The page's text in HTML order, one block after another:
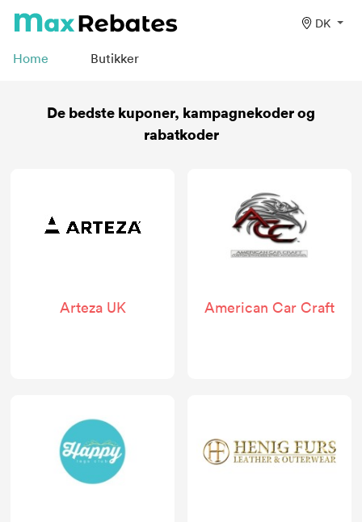
DK
Home Butikker
De bedste kuponer, kampagnekoder og
rabatkoder
Arteza UK American Car Craft